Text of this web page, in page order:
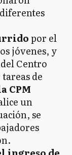
por el
jóvenes, y
Centro
de
CPM
un
se